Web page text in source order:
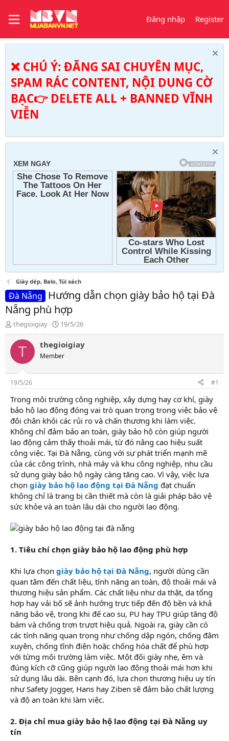
Đăng nhập Register
❌ CHÚ Ý: ĐĂNG SAI CHUYÊN MỤC,
SPAM RÁC CONTENT, NỘI DUNG CỜ
BẠC👉 DELETE ALL + BANNED VĨNH
VIỄN
Giày dép, Balo, Túi xách
Đà Nẵng
Hướng dẫn chọn giày bảo hộ tại Đà
Nẵng phù hợp
T
h
r
a
s
t
a
t
e
r
thegioigiay
N
g
à
g
19/5/26
T thegioigiay
Member
19/5/26 #1
Trong môi trường công nghiệp, xây dựng hay cơ khí, giày
bảo hộ lao động đóng vai trò quan trọng trong việc bảo vệ
đôi chân khỏi các rủi ro và chấn thương khi làm việc.
Không chỉ đảm bảo an toàn, giày bảo hộ còn giúp người
lao động cảm thấy thoải mái, từ đó nâng cao hiệu suất
công việc. Tại Đà Nẵng, cùng với sự phát triển mạnh mẽ
của các công trình, nhà máy và khu công nghiệp, nhu cầu
sử dụng giày bảo hộ ngày càng tăng cao. Vì vậy, việc lựa
chọn giày bảo hộ lao động tại Đà Nẵng đạt chuẩn
không chỉ là trang bị cần thiết mà còn là giải pháp bảo vệ
sức khỏe và an toàn lâu dài cho người lao động.
1. Tiêu chí chọn giày bảo hộ lao động phù hợp
Khi lựa chọn giày bảo hộ tại Đà Nẵng, người dùng cần
quan tâm đến chất liệu, tính năng an toàn, độ thoải mái và
thương hiệu sản phẩm. Các chất liệu như da thật, da tổng
hợp hay vải bố sẽ ảnh hưởng trực tiếp đến độ bền và khả
năng bảo vệ, trong khi đế cao su, PU hay TPU giúp tăng độ
bám và chống trơn trượt hiệu quả. Ngoài ra, giày cần có
các tính năng quan trọng như chống dập ngón, chống đâm
xuyên, chống tĩnh điện hoặc chống hóa chất để phù hợp
với từng môi trường làm việc. Một đôi giày nhẹ, êm và
đúng kích cỡ cũng giúp người lao động thoải mái hơn khi
sử dụng lâu dài. Bên cạnh đó, lựa chọn thương hiệu uy tín
như Safety Jogger, Hans hay Ziben sẽ đảm bảo chất lượng
và độ an toàn khi làm việc.
2. Địa chỉ mua giày bảo hộ lao động tại Đà Nẵng uy
tín